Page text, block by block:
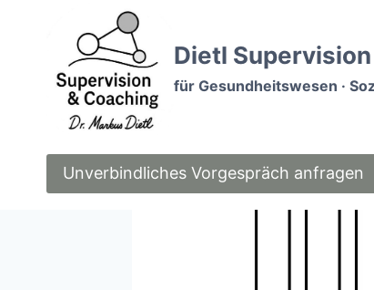
Dietl
für Gesundheitswesen ·
Unverbindliches Vorgespräch anfragen